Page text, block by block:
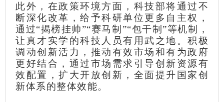
此外，在政策环境方面，科技部将通过不
断深化改革，给予科研单位更多自主权，
通过“揭榜挂帅”“赛马制”“包干制”等机制，
让真才实学的科技人员有用武之地。积极
调动创新活力，推动有效市场和有为政府
更好结合，通过市场需求引导创新资源有
效配置，扩大开放创新，全面提升国家创
新体系的整体效能。